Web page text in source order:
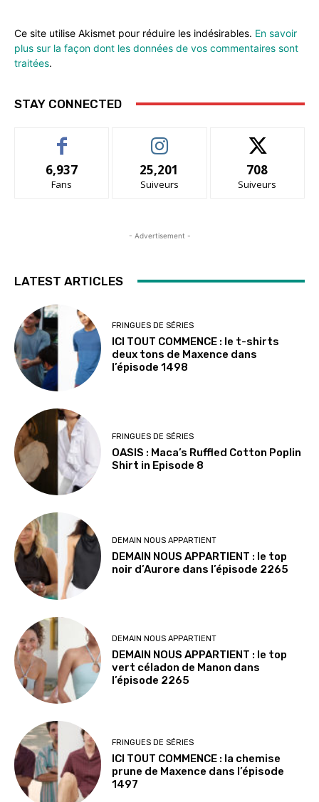
Ce site utilise Akismet pour réduire les indésirables. En savoir
plus sur la façon dont les données de vos commentaires sont
traitées.
STAY CONNECTED
6,937
Fans
25,201
Suiveurs
708
Suiveurs
- Advertisement -
LATEST ARTICLES
FRINGUES DE SÉRIES
ICI TOUT COMMENCE : le t-shirts
deux tons de Maxence dans
l’épisode 1498
FRINGUES DE SÉRIES
OASIS : Maca’s Ruffled Cotton Poplin
Shirt in Episode 8
DEMAIN NOUS APPARTIENT
DEMAIN NOUS APPARTIENT : le top
noir d’Aurore dans l’épisode 2265
DEMAIN NOUS APPARTIENT
DEMAIN NOUS APPARTIENT : le top
vert céladon de Manon dans
l’épisode 2265
FRINGUES DE SÉRIES
ICI TOUT COMMENCE : la chemise
prune de Maxence dans l’épisode
1497